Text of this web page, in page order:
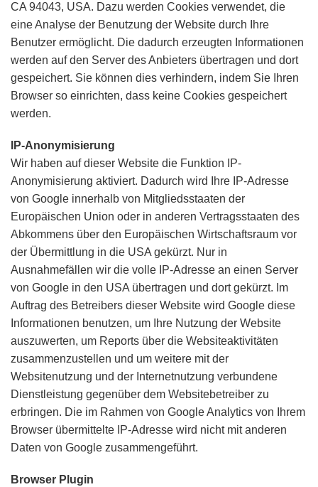
CA 94043, USA. Dazu werden Cookies verwendet, die
eine Analyse der Benutzung der Website durch Ihre
Benutzer ermöglicht. Die dadurch erzeugten Informationen
werden auf den Server des Anbieters übertragen und dort
gespeichert. Sie können dies verhindern, indem Sie Ihren
Browser so einrichten, dass keine Cookies gespeichert
werden.
IP-Anonymisierung
Wir haben auf dieser Website die Funktion IP-
Anonymisierung aktiviert. Dadurch wird Ihre IP-Adresse
von Google innerhalb von Mitgliedsstaaten der
Europäischen Union oder in anderen Vertragsstaaten des
Abkommens über den Europäischen Wirtschaftsraum vor
der Übermittlung in die USA gekürzt. Nur in
Ausnahmefällen wir die volle IP-Adresse an einen Server
von Google in den USA übertragen und dort gekürzt. Im
Auftrag des Betreibers dieser Website wird Google diese
Informationen benutzen, um Ihre Nutzung der Website
auszuwerten, um Reports über die Websiteaktivitäten
zusammenzustellen und um weitere mit der
Websitenutzung und der Internetnutzung verbundene
Dienstleistung gegenüber dem Websitebetreiber zu
erbringen. Die im Rahmen von Google Analytics von Ihrem
Browser übermittelte IP-Adresse wird nicht mit anderen
Daten von Google zusammengeführt.
Browser Plugin